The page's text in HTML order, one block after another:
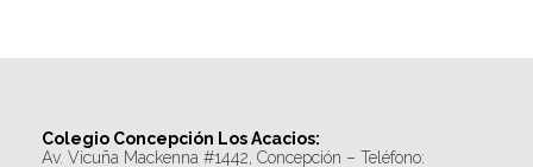
Colegio Concepción Los Acacios:
Av. Vicuña Mackenna #1442, Concepción – Teléfono: